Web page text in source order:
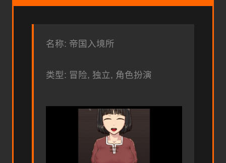
名称: 帝国入境所
类型: 冒险, 独立, 角色扮演